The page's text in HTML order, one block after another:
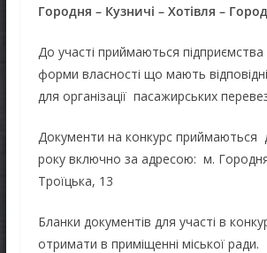
Городня – Кузничі – Хотівля –
До участі приймаються підприємства
форми власності що мають
для організації пасажирських
Документи на конкурс приймаються
року включно за адресою: м.
Троїцька, 13
Бланки документів для участі в
отримати в приміщенні міської ради.